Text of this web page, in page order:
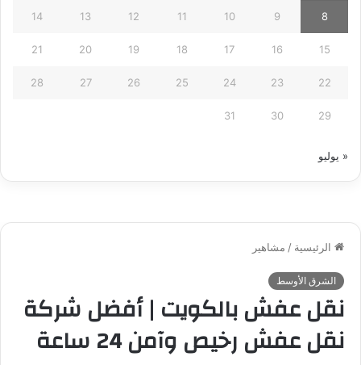
8
9
10
11
12
13
14
15
16
17
18
19
20
21
22
23
24
25
26
27
28
29
30
31
« يوليو